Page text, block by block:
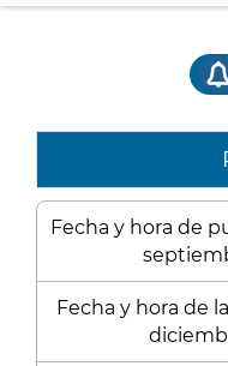
Fecha y hora de
Fecha y hora de